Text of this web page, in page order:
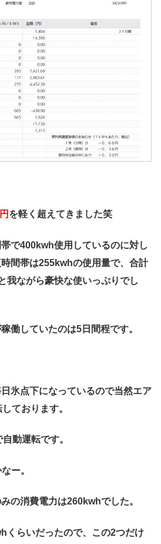
を軽く超えてきました笑
で400kwh使用しているのに対し
間帯は255kwhの使用量で、合計
我ながら豪快な使いっぷりでし
働していたのは5日間程です。
氷点下になっているので当然エア
ております。
動運転です。
ー。
の消費電力は260kwhでした。
くらいだったので、この2つだけ